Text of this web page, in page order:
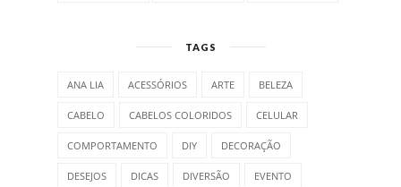
TAGS
ANA LIA ACESSÓRIOS ARTE BELEZA
CABELO CABELOS COLORIDOS CELULAR
COMPORTAMENTO DIY DECORAÇÃO
DESEJOS DICAS DIVERSÃO EVENTO